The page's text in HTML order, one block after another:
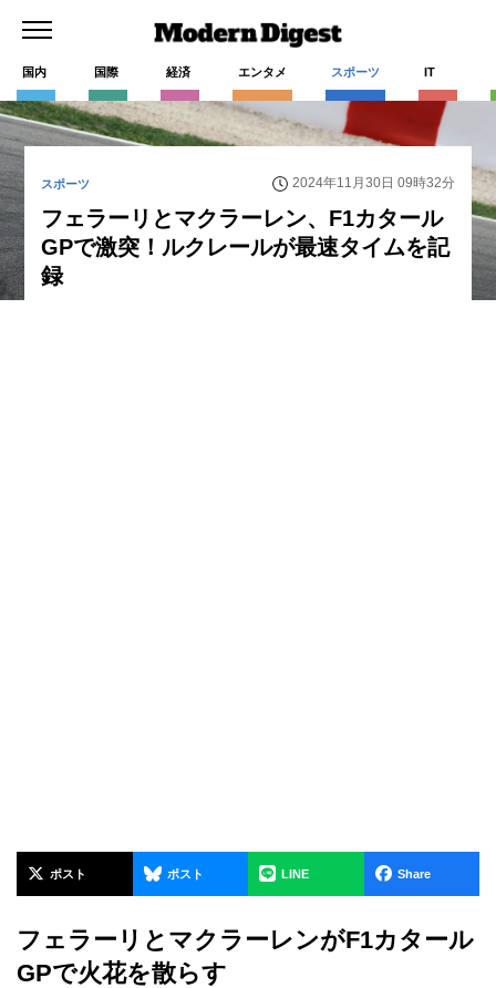
国内 国際 経済 エンタメ スポーツ IT
スポーツ 2024年11月30日 09時32分
フェラーリとマクラーレン、F1カタール
GPで激突！ルクレールが最速タイムを記
録
ポスト ポスト LINE Share
フェラーリとマクラーレンがF1カタール
GPで火花を散らす